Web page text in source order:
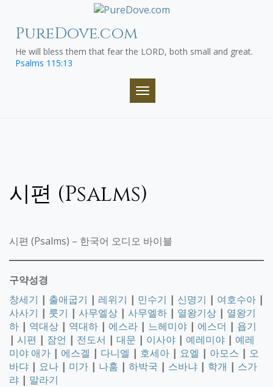
contentPureDove.com
He will bless them that fear the LORD, both small and great.
Psalms 115:13
TOGGLE NAVIGATION
시편 (Psalms)
시편 (Psalms) – 한국어 오디오 바이블
구약성경
창세기 | 출애굽기 | 레위기 | 민수기 | 신명기 | 여호수아 |
사사기 | 룻기 | 사무엘상 | 사무엘하 | 열왕기상 | 열왕기
하 | 역대상 | 역대하 | 에스라 | 느헤미야 | 에스더 | 욥기
| 시편 | 잠언 | 전도서 | 대문 | 이사야 | 예레미야 | 예레
미야 애가 | 에스겔 | 다니엘 | 호세아 | 요엘 | 아모스 | 오
바댜 | 요나 | 미가 | 나훔 | 하박국 | 스바냐 | 학개 | 스가
랴 | 말라기